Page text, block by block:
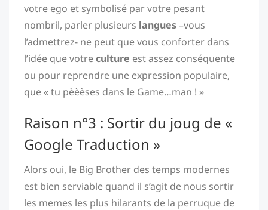
votre ego et symbolisé par votre pesant
nombril, parler plusieurs langues–vous
l’admettrez- ne peut que vous conforter dans
l’idée que votreculture est assez conséquente
ou pour reprendre une expression populaire,
que « tu pèèèses dans le Game…man ! »
Raison n°3 : Sortir du joug de «
Google Traduction »
Alors oui, le Big Brother des temps modernes
est bien serviable quand il s’agit de nous sortir
les memes les plus hilarants de la perruque de